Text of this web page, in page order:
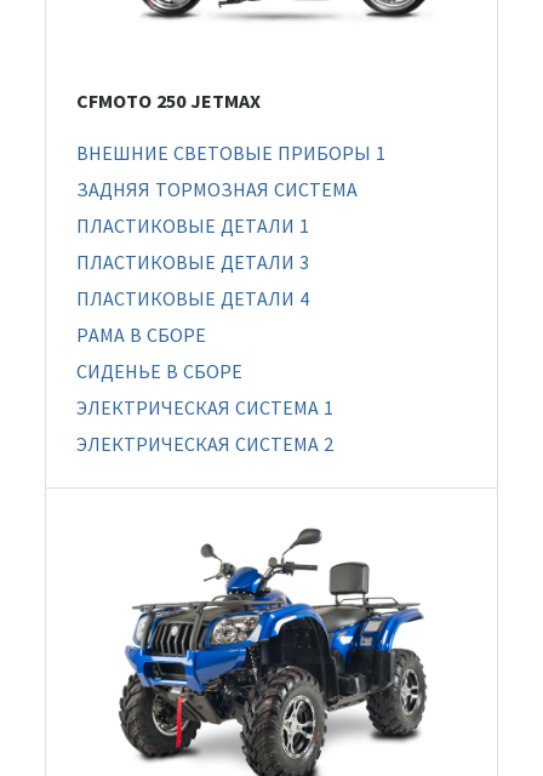
CFMOTO 250 JETMAX
ВНЕШНИЕ СВЕТОВЫЕ ПРИБОРЫ 1
ЗАДНЯЯ ТОРМОЗНАЯ СИСТЕМА
ПЛАСТИКОВЫЕ ДЕТАЛИ 1
ПЛАСТИКОВЫЕ ДЕТАЛИ 3
ПЛАСТИКОВЫЕ ДЕТАЛИ 4
РАМА В СБОРЕ
СИДЕНЬЕ В СБОРЕ
ЭЛЕКТРИЧЕСКАЯ СИСТЕМА 1
ЭЛЕКТРИЧЕСКАЯ СИСТЕМА 2